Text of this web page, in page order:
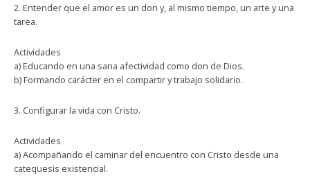
2. Entender que el amor es un don y, al mismo tiempo, un arte y una
tarea.
Actividades
a) Educando en una sana afectividad como don de Dios.
b) Formando carácter en el compartir y trabajo solidario.
3. Configurar la vida con Cristo.
Actividades
a) Acompañando el caminar del encuentro con Cristo desde una
catequesis existencial.